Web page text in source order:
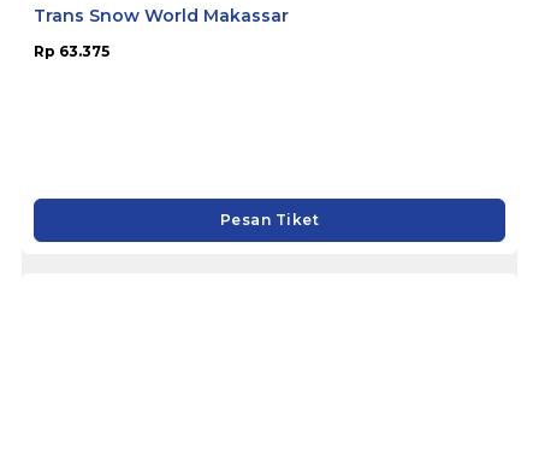
Trans Snow World Makassar
Rp 63.375
Pesan Tiket